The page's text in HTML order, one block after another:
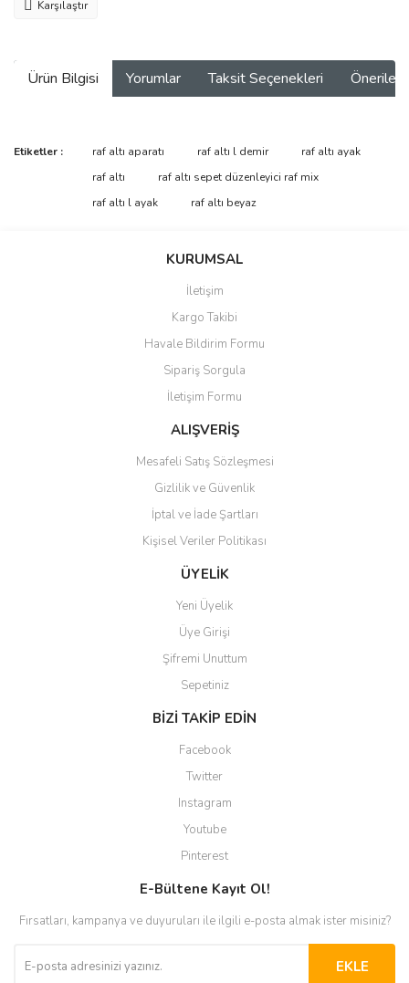
Karşılaştır
Ürün Bilgisi Yorumlar Taksit Seçenekleri
Bu ürüne ilk yorumu siz yapın!
Bu ürünün fiyat bilgisi, resim, ürün açıklamalarında ve diğer
tarafımıza iletebilirsiniz.
Görüş ve önerileriniz için teşekkür ederiz.
Ürün bilgilerinde hatalar bulunuyor.
Ürün fiyatı diğer sitelerden daha pahalı.
Bu ürüne benzer farklı alternatifler olmalı.
Gönder
Etiketler : raf altı aparatı raf altı l demir
raf altı ayak
raf altı
raf altı sepet düzenleyici raf mix
raf altı l ayak
raf altı beyaz
KURUMSAL
İletişim
Kargo Takibi
Havale Bildirim Formu
Sipariş Sorgula
İletişim Formu
ALIŞVERİŞ
Mesafeli Satış Sözleşmesi
Gizlilik ve Güvenlik
İptal ve İade Şartları
Kişisel Veriler Politikası
ÜYELİK
Yeni Üyelik
Üye Girişi
Şifremi Unuttum
Sepetiniz
BİZİ TAKİP EDİN
Facebook
Twitter
Instagram
Youtube
Pinterest
E-Bültene Kayıt Ol!
Fırsatları, kampanya ve duyuruları ile ilgili e-posta almak ister misiniz?
EKLE